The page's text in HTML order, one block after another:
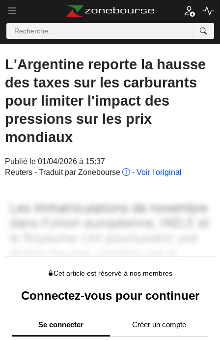
L'Argentine reporte la hausse
des taxes sur les carburants
pour limiter l'impact des
pressions sur les prix
mondiaux
Publié le 01/04/2026 à 15:37
Reuters - Traduit par Zonebourse
- Voir l'original
Cet article est réservé à nos membres
Connectez-vous pour continuer
Se connecter Créer un compte